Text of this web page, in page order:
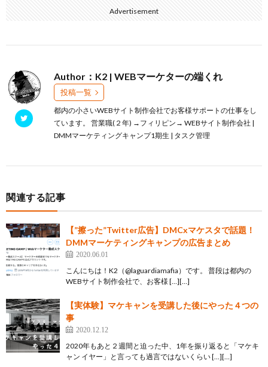
Advertisement
Author：K2 | WEBマーケターの端くれ
投稿一覧
都内の小さいWEBサイト制作会社でお客様サポートの仕事をし
ています。 営業職(２年) →フィリピン→ WEBサイト制作会社 |
DMMマーケティングキャンプ1期生 | タスク管理
関連する記事
【”擦った”Twitter広告】DMCxマケスタで話題！
DMMマーケティングキャンプの広告まとめ
2020.06.01
こんにちは！K2（@laguardiamafia）です。 普段は都内の
WEBサイト制作会社で、お客様 […][…]
【実体験】マケキャンを受講した後にやった４つの
事
2020.12.12
2020年もあと２週間と迫った中、1年を振り返ると「マケキ
ャン イヤー」と言っても過言ではないくらい […][…]